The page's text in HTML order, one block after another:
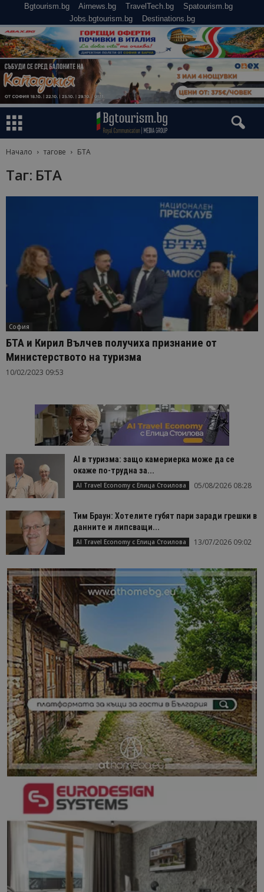
Bgtourism.bg Airnews.bg TravelTech.bg
Spatourism.bg
Jobs.bgtourism.bg
Destinations.bg
Начало тагове БТА
Таг: БТА
София
БТА и Кирил Вълчев получиха признание от
Министерството на туризма
10/02/2023 09:53
AI в туризма: защо камериерка може да се
окаже по-трудна за...
AI Travel Economy с Елица Стоилова 05/08/2026 08:28
Тим Браун: Хотелите губят пари заради грешки в
данните и липсващи...
AI Travel Economy с Елица Стоилова 13/07/2026 09:02